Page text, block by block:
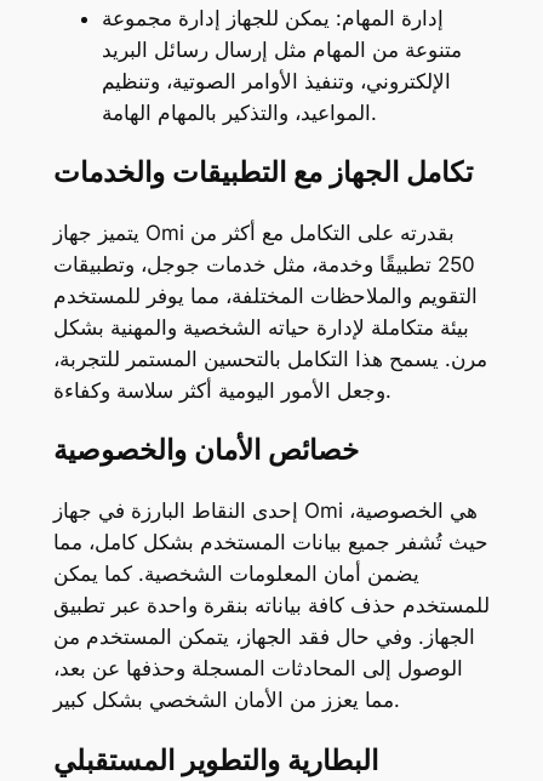
إدارة المهام: يمكن للجهاز إدارة مجموعة
متنوعة من المهام مثل إرسال رسائل البريد
الإلكتروني، وتنفيذ الأوامر الصوتية، وتنظيم
المواعيد، والتذكير بالمهام الهامة.
تكامل الجهاز مع التطبيقات والخدمات
يتميز جهاز Omi بقدرته على التكامل مع أكثر من
250 تطبيقًا وخدمة، مثل خدمات جوجل، وتطبيقات
التقويم والملاحظات المختلفة، مما يوفر للمستخدم
بيئة متكاملة لإدارة حياته الشخصية والمهنية بشكل
مرن. يسمح هذا التكامل بالتحسين المستمر للتجربة،
وجعل الأمور اليومية أكثر سلاسة وكفاءة.
خصائص الأمان والخصوصية
إحدى النقاط البارزة في جهاز Omi هي الخصوصية،
حيث تُشفر جميع بيانات المستخدم بشكل كامل، مما
يضمن أمان المعلومات الشخصية. كما يمكن
للمستخدم حذف كافة بياناته بنقرة واحدة عبر تطبيق
الجهاز. وفي حال فقد الجهاز، يتمكن المستخدم من
الوصول إلى المحادثات المسجلة وحذفها عن بعد،
مما يعزز من الأمان الشخصي بشكل كبير.
البطارية والتطوير المستقبلي